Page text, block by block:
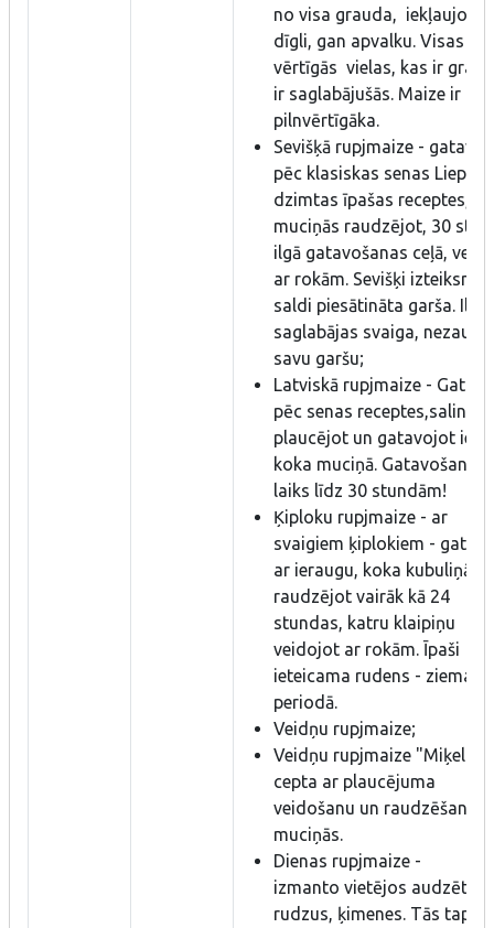
no visa grauda, iekļaujot
dīgli, gan apvalku. Visas
vērtīgās vielas, kas ir
ir saglabājušās. Maize ir
pilnvērtīgāka.
Sevišķā rupjmaize -
pēc klasiskas senas
dzimtas īpašas receptes,
muciņās raudzējot, 30
ilgā gatavošanas ceļā,
ar rokām. Sevišķi
saldi piesātināta garša. Ilgi
saglabājas svaiga, nezaudē
savu garšu;
Latviskā rupjmaize -
pēc senas receptes,salinot
plaucējot un gatavojot
koka muciņā. Gatavošanas
laiks līdz 30 stundām!
Ķiploku rupjmaize - ar
svaigiem ķiplokiem -
ar ieraugu, koka kubuliņā
raudzējot vairāk kā 24
stundas, katru klaipiņu
veidojot ar rokām. Īpaši
ieteicama rudens - ziemas
periodā.
Veidņu rupjmaize;
Veidņu rupjmaize "Miķelis"
cepta ar plaucējuma
veidošanu un raudzēšanu
muciņās.
Dienas rupjmaize -
izmanto vietējos audzētos
rudzus, ķimenes. Tās